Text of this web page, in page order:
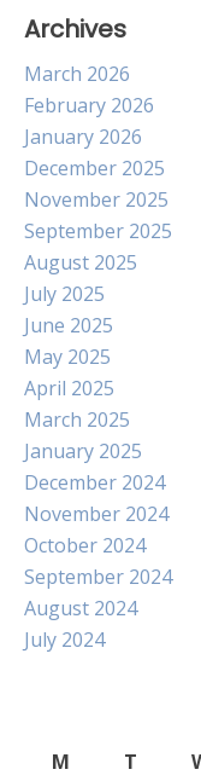
Archives
March 2026
February 2026
January 2026
December 2025
November 2025
September 2025
August 2025
July 2025
June 2025
May 2025
April 2025
March 2025
January 2025
December 2024
November 2024
October 2024
September 2024
August 2024
July 2024
M
T